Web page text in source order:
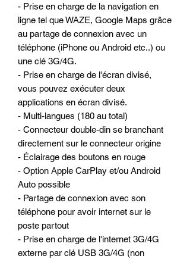
- Prise en charge de la navigation en
ligne tel que WAZE, Google Maps grâce
au partage de connexion avec un
téléphone (iPhone ou Android etc..) ou
une clé 3G/4G.
- Prise en charge de l'écran divisé,
vous pouvez exécuter deux
applications en écran divisé.
- Multi-langues (180 au total)
- Connecteur double-din se branchant
directement sur le connecteur origine
- Éclairage des boutons en rouge
- Option Apple CarPlay et/ou Android
Auto possible
- Partage de connexion avec son
téléphone pour avoir internet sur le
poste partout
- Prise en charge de l'internet 3G/4G
externe par clé USB 3G/4G (non